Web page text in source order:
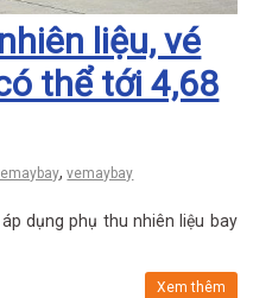
liệu, vé
thể tới 4,68
,vemaybay
dụng phụ thu nhiên liệu bay
Xem thêm